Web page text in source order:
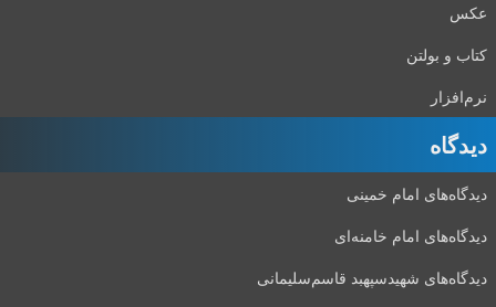
و بولتن
امام خمینی
امام خامنه‌ای
شهید‌سپهبد قاسم‌سلیمانی